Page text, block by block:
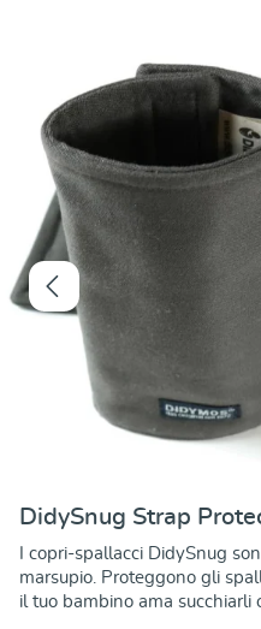
DidySnug Strap
I copri-spallacci DidySnug
marsupio. Proteggono gli
il tuo bambino ama succhiarli